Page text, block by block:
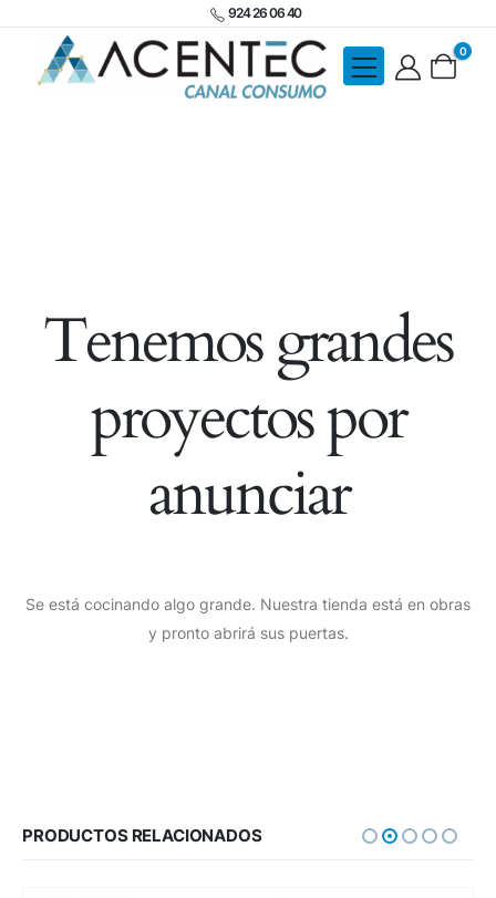
924 26 06 40
0
Tenemos grandes
proyectos por
anunciar
Se está cocinando algo grande. Nuestra tienda está en obras
y pronto abrirá sus puertas.
PRODUCTOS RELACIONADOS